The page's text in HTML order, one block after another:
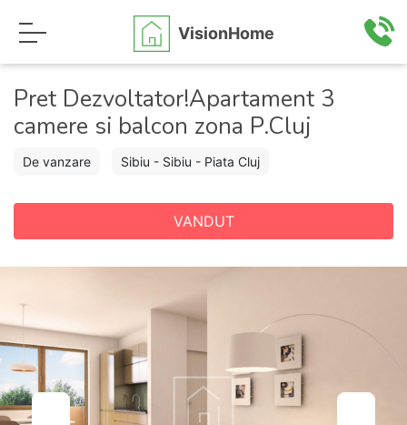
VisionHome
Pret Dezvoltator!Apartament 3
camere si balcon zona P.Cluj
De vanzare Sibiu - Sibiu - Piata Cluj
VANDUT